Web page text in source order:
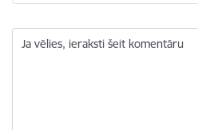
Ja vēlies, ieraksti šeit komentāru